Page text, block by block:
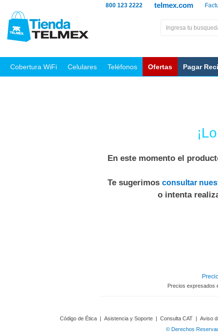
telmex.com
800 123 2222
Cobertura WiFi Celulares Teléfonos Ofertas Pagar
En este momento el
Te sugerimos consultar
o intenta
Precios expresados
Código de Ética | Asistencia y Soporte | Consulta CAT | Aviso
© Derechos